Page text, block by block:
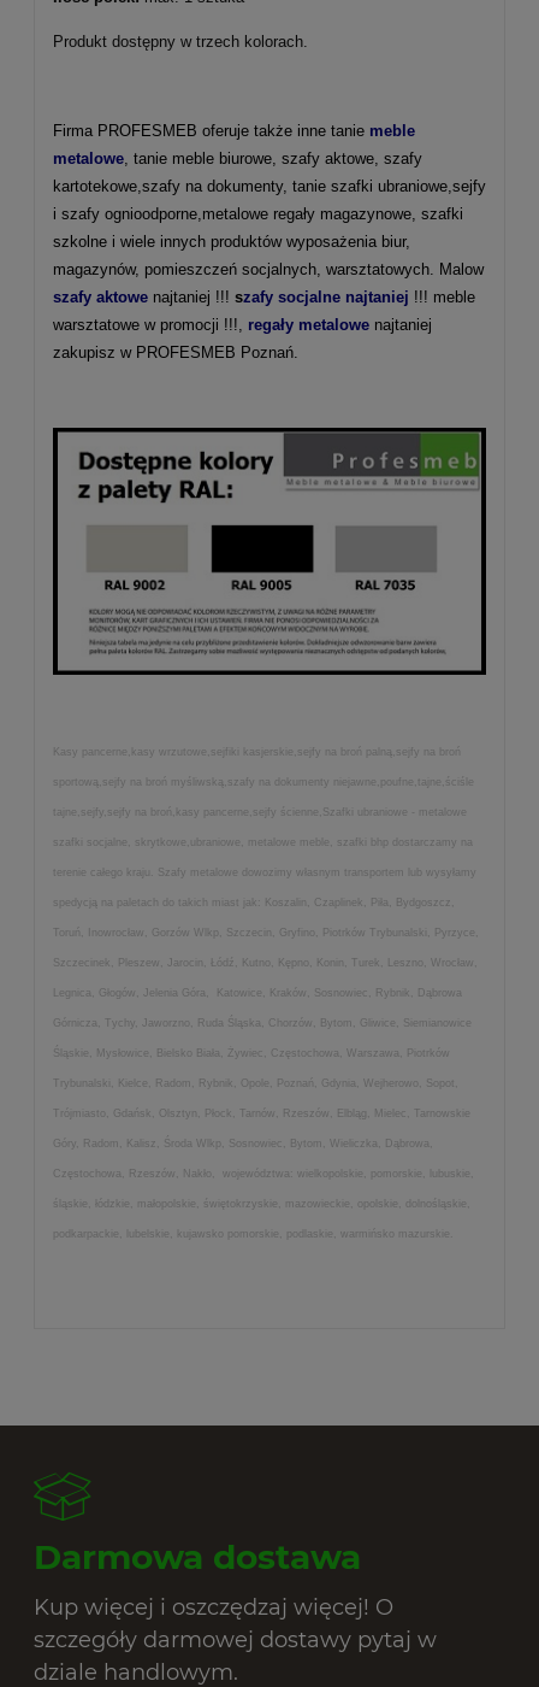
Produkt dostępny w trzech kolorach.
Firma PROFESMEB oferuje także inne tanie meble
metalowe, tanie meble biurowe, szafy aktowe, szafy
kartotekowe,szafy na dokumenty, tanie szafki ubraniowe,sejfy
i szafy ognioodporne,metalowe regały magazynowe, szafki
szkolne i wiele innych produktów wyposażenia biur,
magazynów, pomieszczeń socjalnych, warsztatowych. Malow
szafy aktowe najtaniej !!! szafy socjalne najtaniej !!! meble
warsztatowe w promocji !!!, regały metalowe najtaniej
zakupisz w PROFESMEB Poznań.
Kasy pancerne,kasy wrzutowe,sejfiki kasjerskie,sejfy na broń palną,sejfy na broń
sportową,sejfy na broń myśliwską,szafy na dokumenty niejawne,poufne,tajne,ściśle
tajne,sejfy,sejfy na broń,kasy pancerne,sejfy ścienne,Szafki ubraniowe - metalowe
szafki socjalne, skrytkowe,ubraniowe, metalowe meble, szafki bhp dostarczamy na
terenie całego kraju. Szafy metalowe dowozimy własnym transportem lub wysyłamy
spedycją na paletach do takich miast jak: Koszalin, Czaplinek, Piła, Bydgoszcz,
Toruń, Inowrocław, Gorzów Wlkp, Szczecin, Gryfino, Piotrków Trybunalski, Pyrzyce,
Szczecinek, Pleszew, Jarocin, Łódź, Kutno, Kępno, Konin, Turek, Leszno, Wrocław,
Legnica, Głogów, Jelenia Góra, Katowice, Kraków, Sosnowiec, Rybnik, Dąbrowa
Górnicza, Tychy, Jaworzno, Ruda Śląska, Chorzów, Bytom, Gliwice, Siemianowice
Śląskie, Mysłowice, Bielsko Biała, Żywiec, Częstochowa, Warszawa, Piotrków
Trybunalski, Kielce, Radom, Rybnik, Opole, Poznań, Gdynia, Wejherowo, Sopot,
Trójmiasto, Gdańsk, Olsztyn, Płock, Tarnów, Rzeszów, Elbląg, Mielec, Tarnowskie
Góry, Radom, Kalisz, Środa Wlkp, Sosnowiec, Bytom, Wieliczka, Dąbrowa,
Częstochowa, Rzeszów, Nakło, województwa: wielkopolskie, pomorskie, lubuskie,
śląskie, łódzkie, małopolskie, świętokrzyskie, mazowieckie, opolskie, dolnośląskie,
podkarpackie, lubelskie, kujawsko pomorskie, podlaskie, warmińsko mazurskie.
Darmowa dostawa
Kup więcej i oszczędzaj więcej! O
szczegóły darmowej dostawy pytaj w
dziale handlowym.